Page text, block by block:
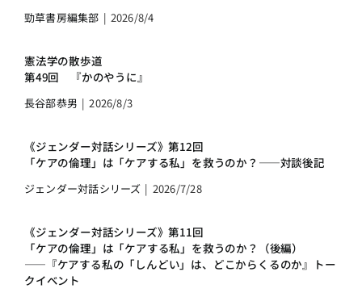
勁草書房編集部 | 2026/8/4
憲法学の散歩道
第49回 『かのやうに』
長谷部恭男 | 2026/8/3
《ジェンダー対話シリーズ》第12回
「ケアの倫理」は「ケアする私」を救うのか？――対談後記
ジェンダー対話シリーズ | 2026/7/28
《ジェンダー対話シリーズ》第11回
「ケアの倫理」は「ケアする私」を救うのか？（後編）
――『ケアする私の「しんどい」は、どこからくるのか』トー
クイベント